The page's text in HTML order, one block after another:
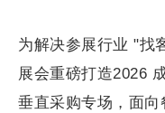
为解决参展行业 "找
展会重磅打造2026
垂直采购专场，面